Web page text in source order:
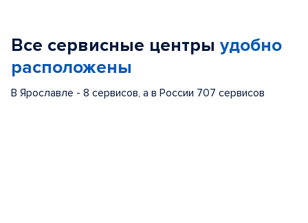
Все сервисные центры удобно
расположены
В Ярославле - 8 сервисов, а в России 707 сервисов